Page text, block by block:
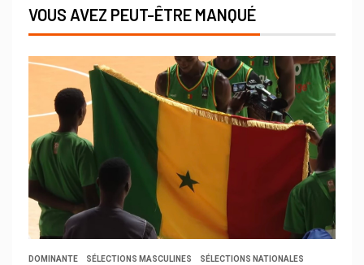
VOUS AVEZ PEUT-ÊTRE MANQUÉ
DOMINANTE SÉLECTIONS MASCULINES SÉLECTIONS NATIONALES